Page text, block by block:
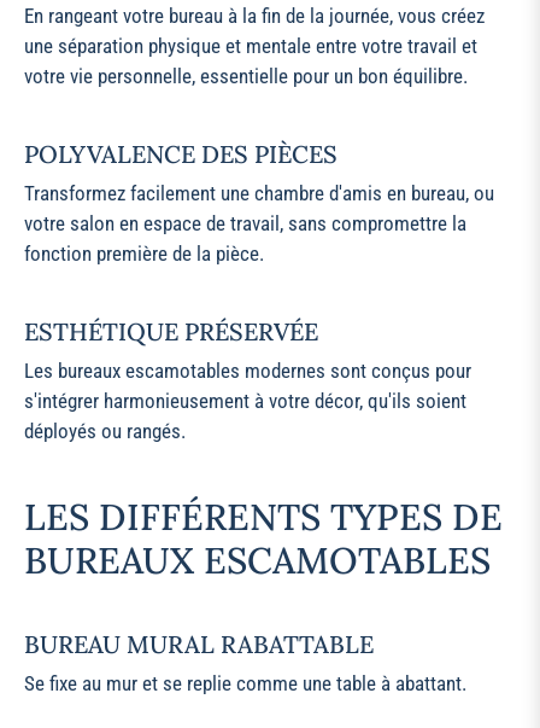
En rangeant votre bureau à la fin de la journée, vous créez
une séparation physique et mentale entre votre travail et
votre vie personnelle, essentielle pour un bon équilibre.
POLYVALENCE DES PIÈCES
Transformez facilement une chambre d'amis en bureau, ou
votre salon en espace de travail, sans compromettre la
fonction première de la pièce.
ESTHÉTIQUE PRÉSERVÉE
Les bureaux escamotables modernes sont conçus pour
s'intégrer harmonieusement à votre décor, qu'ils soient
déployés ou rangés.
LES DIFFÉRENTS TYPES DE
BUREAUX ESCAMOTABLES
BUREAU MURAL RABATTABLE
Se fixe au mur et se replie comme une table à abattant.